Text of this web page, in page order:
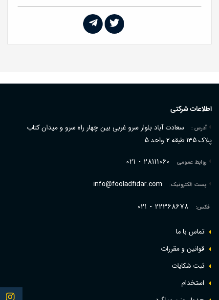
اطلاعات شرکتی
آدرس :
سعادت آباد بلوار سرو غربی بین چهار راه سرو و میدان کتاب
پلاک 135 طبقه 2 واحد 5
روابط عمومی 021 - 28111060
پست الکترونیک: info@fooladfidar.com
فکس: 021 - 22368678
تماس با ما
قوانین و مقررات
ثبت شکایات
استخدام
Follow